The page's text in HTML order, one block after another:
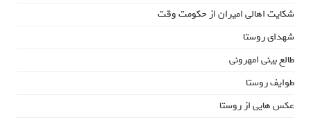
شکایت اهالی امیران از حکومت وقت
شهدای روستا
طالع بینی امهرونی
طوایف روستا
عکس هایی از روستا